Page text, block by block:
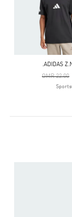
Price Reduced From
OMR 22.00
To